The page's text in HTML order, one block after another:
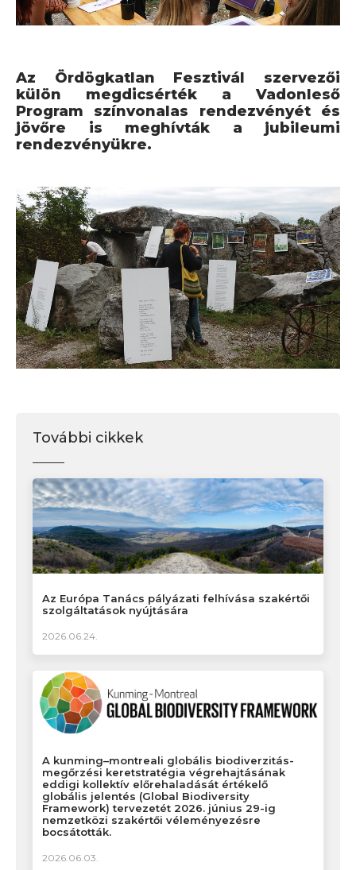
Az Ördögkatlan Fesztivál szervezői
külön megdicsérték a Vadonleső
Program színvonalas rendezvényét és
jövőre is meghívták a jubileumi
rendezvényükre.
További cikkek
Az Európa Tanács pályázati felhívása szakértői
szolgáltatások nyújtására
2026.06.24.
A kunming–montreali globális biodiverzitás-
megőrzési keretstratégia végrehajtásának
eddigi kollektív előrehaladását értékelő
globális jelentés (Global Biodiversity
Framework) tervezetét 2026. június 29-ig
nemzetközi szakértői véleményezésre
bocsátották.
2026.06.03.